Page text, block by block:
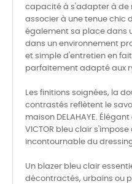
capacité à s'adapter à de
associer à une tenue chic
également sa place dans
dans un environnement
et simple d'entretien en
parfaitement adapté aux
Les finitions soignées, la
contrastés reflètent le
maison DELAHAYE.
VICTOR bleu clair
incontournable du
Un blazer bleu clair
décontractés, urbains ou